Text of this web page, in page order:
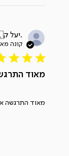
יעל ק.
מאוד
מאוד התרגשה